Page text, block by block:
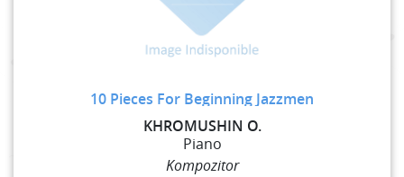
10 Pieces For Beginning Jazzmen
KHROMUSHIN O.
Piano
Kompozitor